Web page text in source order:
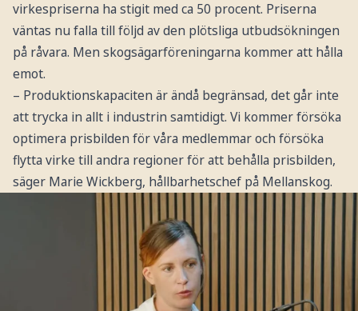
virkespriserna ha stigit med ca 50 procent. Priserna
väntas nu falla till följd av den plötsliga utbudsökningen
på råvara. Men skogsägarföreningarna kommer att hålla
emot.
– Produktionskapaciten är ändå begränsad, det går inte
att trycka in allt i industrin samtidigt. Vi kommer försöka
optimera prisbilden för våra medlemmar och försöka
flytta virke till andra regioner för att behålla prisbilden,
säger Marie Wickberg, hållbarhetschef på Mellanskog.